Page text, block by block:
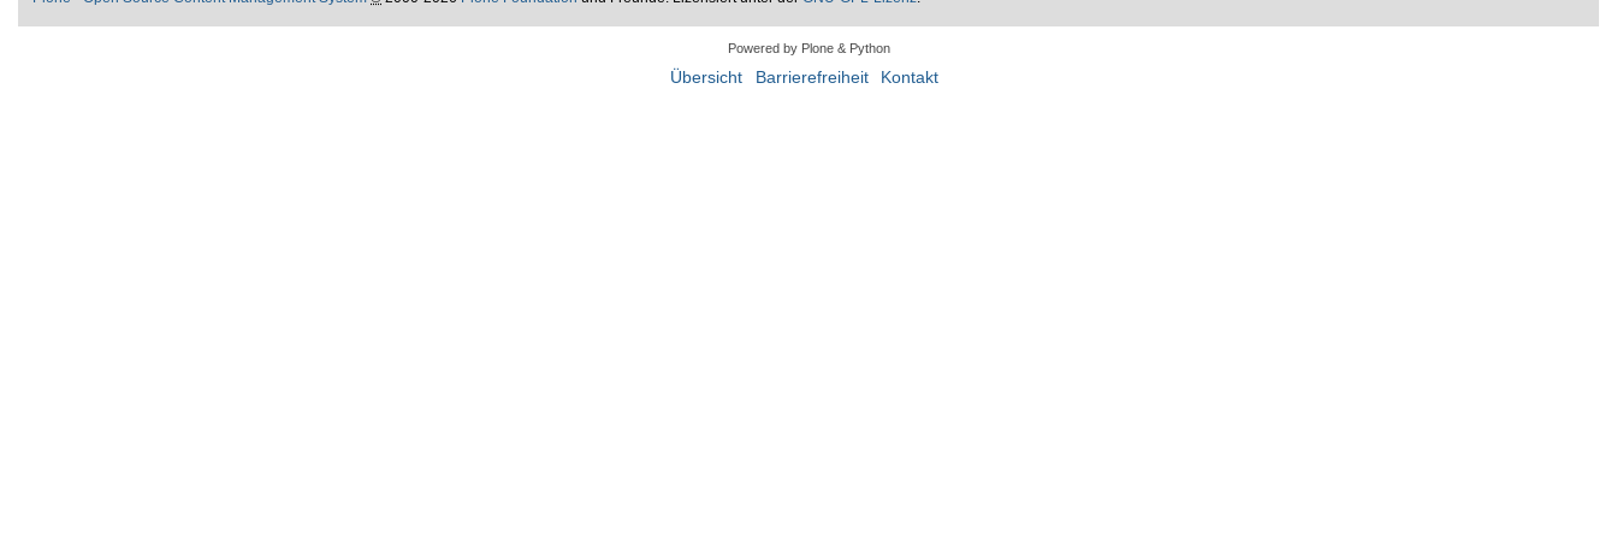
Powered by Plone & Python
Übersicht Barrierefreiheit Kontakt